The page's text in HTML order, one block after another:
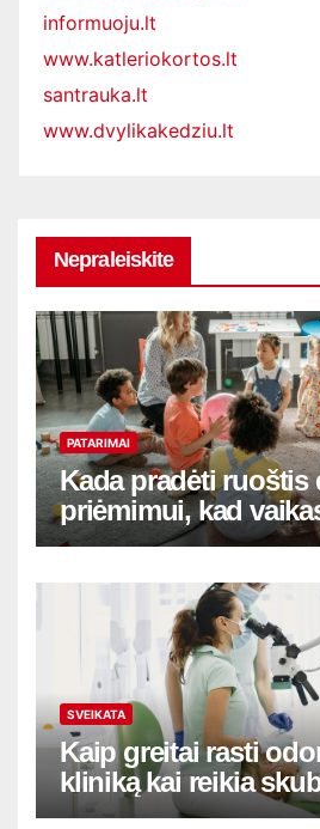
informuoju.lt
www.katleriokortos.lt
santrauka.lt
www.dvylikakedziu.lt
Nepraleiskite
PATARIMAI
Kada pradėti ruoštis
priėmimui, kad
adaptuotųsi
SVEIKATA
Kaip greitai rasti
kliniką kai reikia
pagalbos